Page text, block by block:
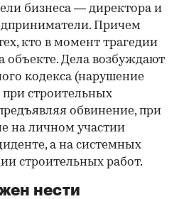
бизнеса — директора и
Причем
кто в момент трагедии
объекте. Дела возбуждают
кодекса (нарушение
при строительных
обвинение, при
на личном участии
а на системных
строительных работ.
нести